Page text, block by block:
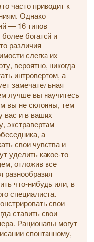
часто приводит к
Однако
— 16 типов
богатой и
различия
слегка их
вероятно, никогда
интровертом, а
замечательная
лучше вы научитесь
вы не склонны, тем
вас и в ваших
экстравертам
а
свои чувства и
уделить какое-то
отложив все
что-нибудь или, в
специалиста.
свои
ставить свои
Рационалы могут
спонтанному,